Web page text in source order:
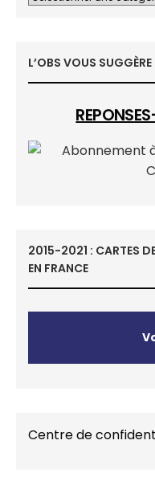
L’OBS VOUS SUGGÈRE
2015-2021 : CARTES
EN FRANCE
Centre de